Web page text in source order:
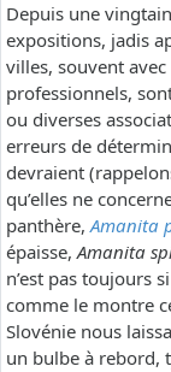
Depuis une
expositions, jadis
villes, souvent
professionnels,
ou diverses
erreurs de
devraient
qu’elles ne
panthère,Amanita
épaisse,Amanita
n’est pas toujours
comme le montre
Slovénie nous
un bulbe à rebord,